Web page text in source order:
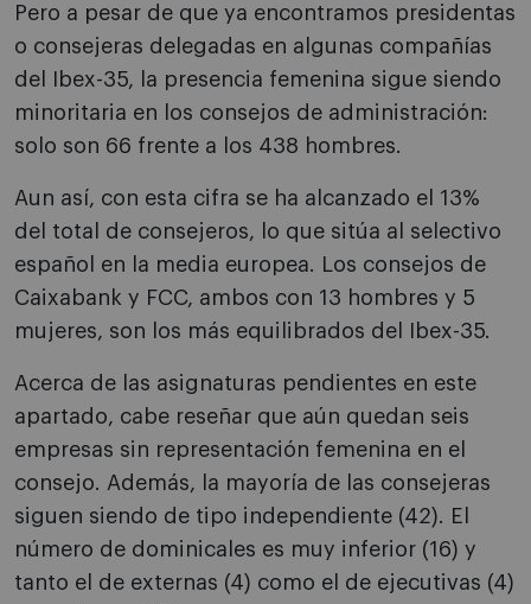
Pero a pesar de que ya encontramos presidentas
o consejeras delegadas en algunas compañías
del Ibex-35, la presencia femenina sigue siendo
minoritaria en los consejos de administración:
solo son 66 frente a los 438 hombres.
Aun así, con esta cifra se ha alcanzado el 13%
del total de consejeros, lo que sitúa al selectivo
español en la media europea. Los consejos de
Caixabank y FCC, ambos con 13 hombres y 5
mujeres, son los más equilibrados del Ibex-35.
Acerca de las asignaturas pendientes en este
apartado, cabe reseñar que aún quedan seis
empresas sin representación femenina en el
consejo. Además, la mayoría de las consejeras
siguen siendo de tipo independiente (42). El
número de dominicales es muy inferior (16) y
tanto el de externas (4) como el de ejecutivas (4)